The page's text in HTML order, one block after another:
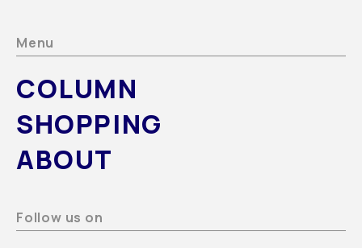
Menu
COLUMN
SHOPPING
ABOUT
Follow us on